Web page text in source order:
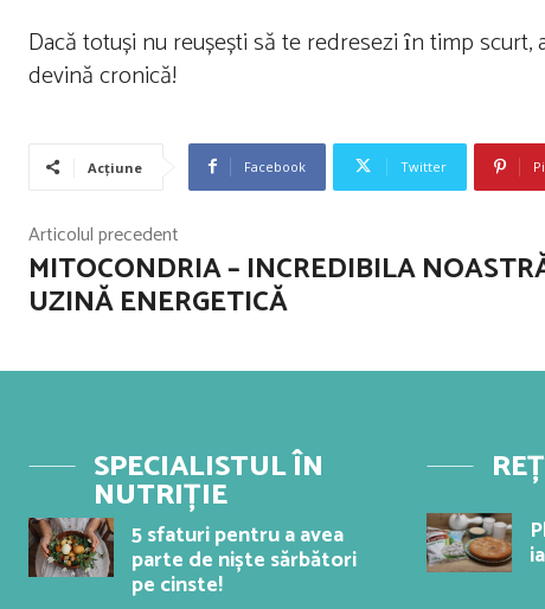
Dacă totuși nu reușești să te redresezi ȋn timp
devină cronică!
Acțiune Facebook Twitter
Articolul precedent
MITOCONDRIA – INCREDIBILA
UZINĂ ENERGETICĂ
SPECIALISTUL ÎN
NUTRIȚIE
5 sfaturi pentru a avea
parte de niște sărbători
pe cinste!